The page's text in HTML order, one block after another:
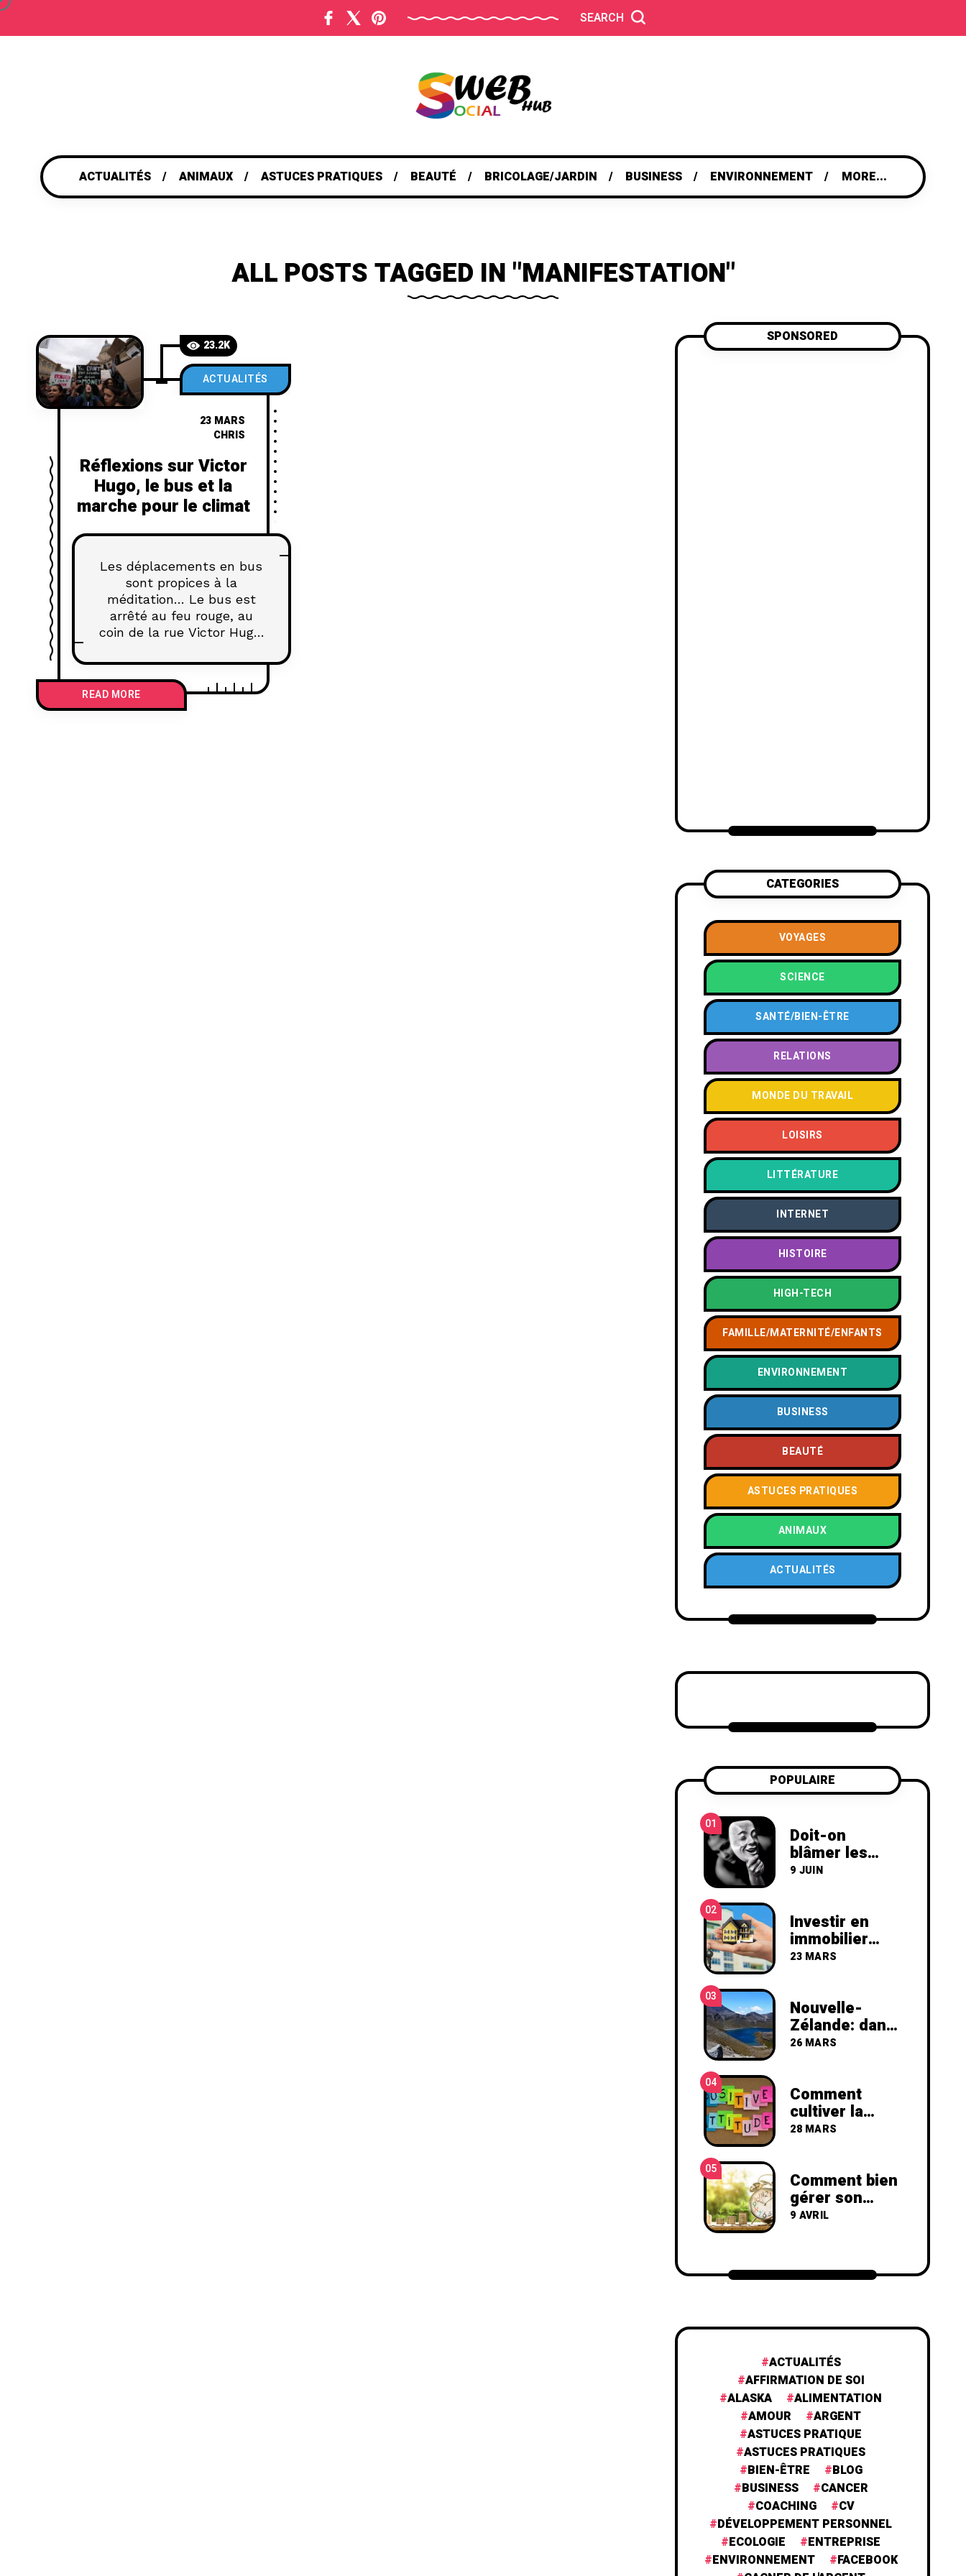
SEARCH
ACTUALITÉS ANIMAUX ASTUCES PRATIQUES BEAUTÉ BRICOLAGE/JARDIN BUSINESS ENVIRONNEMENT MORE...
ALL POSTS TAGGED IN "MANIFESTATION"
23.2K
ACTUALITÉS
23 MARS
CHRIS
Réflexions sur Victor
Hugo, le bus et la
marche pour le climat
Les déplacements en bus
sont propices à la
méditation… Le bus est
arrêté au feu rouge, au
coin de la rue Victor Hugo.
d’angle indique les dates
de naissance et de mort
du poète, dates qui sont
pour moi autant de
READ MORE
SPONSORED
CATEGORIES
VOYAGES
SCIENCE
SANTÉ/BIEN-ÊTRE
RELATIONS
MONDE DU TRAVAIL
LOISIRS
LITTÉRATURE
INTERNET
HISTOIRE
HIGH-TECH
FAMILLE/MATERNITÉ/ENFANTS
ENVIRONNEMENT
BUSINESS
BEAUTÉ
ASTUCES PRATIQUES
ANIMAUX
ACTUALITÉS
POPULAIRE
01
Doit-on
blâmer les
hypocrites ?
9 JUIN
02
Investir en
immobilier
locatif, par où
23 MARS
03
Nouvelle-
Zélande: dans
les pas de
Bilbon
26 MARS
04
Comment
cultiver la
positive
28 MARS
05
Comment bien
gérer son
temps
9 AVRIL
ACTUALITÉS
AFFIRMATION DE SOI
ALASKA
ALIMENTATION
AMOUR
ARGENT
ASTUCES PRATIQUE
ASTUCES PRATIQUES
BIEN-ÊTRE
BLOG
BUSINESS
CANCER
COACHING
CV
DÉVELOPPEMENT PERSONNEL
ECOLOGIE
ENTREPRISE
ENVIRONNEMENT
FACEBOOK